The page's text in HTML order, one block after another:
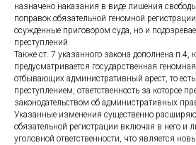
назначено наказания в виде лишения
поправок обязательной геномной
осужденные приговором суда, но и
преступлений.
Также ст. 7 указанного закона дополнена п.4,
предусматривается государственная
отбывающих административный арест, то
преступлением, ответственность за которое
законодательством об административных
Указанные изменения существенно
обязательной регистрации включая в него и
уголовной ответственности, что является